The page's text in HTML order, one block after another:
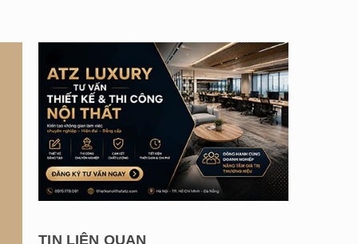
TIN LIÊN QUAN